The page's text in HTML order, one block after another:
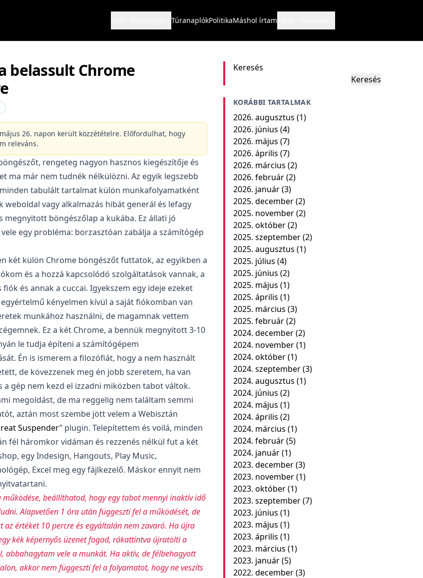
TúranaplókPolitikaMáshol írtam
belassult Chrome
26. napon került közzétételre. Előfordulhat, hogy
releváns.
rengeteg nagyon hasznos kiegészítője és
ma már nem tudnék nélkülözni. Az egyik legszebb
tabulált tartalmat külön munkafolyamatként
weboldal vagy alkalmazás hibát generál és lefagy
megnyitott böngészőlap a kukába. Ez állati jó
egy probléma: borzasztóan zabálja a számítógép
két külön Chrome böngészőt futtatok, az egyikben a
és a hozzá kapcsolódó szolgáltatások vannak, a
fiók és annak a cuccai. Igyekszem egy ideje ezeket
kényelmen kívül a saját fiókomban van
munkához használni, de magamnak vettem
Ez a két Chrome, a bennük megnyitott 3-10
le tudja építeni a számítógépem
Én is ismerem a filozófiát, hogy a nem használt
de kövezzenek meg én jobb szeretem, ha van
a gép nem kezd el izzadni miközben tabot váltok.
megoldást, de ma reggelig nem találtam semmi
aztán most szembe jött velem a Webisztán
Suspender” plugin. Telepítettem és voilá, minden
fél háromkor vidáman és rezzenés nélkül fut a két
egy Indesign, Hangouts, Play Music,
Excel meg egy fájlkezelő. Máskor ennyit nem
működése, beállíthatod, hogy egy tabot mennyi inaktív idő
Alapvetően 1 óra után függeszti fel a működését, de
az értéket 10 percre és egyáltalán nem zavaró. Ha újra
kék képernyős üzenet fogad, rákattintva újratölti a
abbahagytam vele a munkát. Ha aktív, de félbehagyott
akkor nem függeszti fel a folyamatot, hogy ne veszíts
Keresés
Keresés
KORÁBBI TARTALMAK
2026. augusztus (1)
2026. június (4)
2026. május (7)
2026. április (7)
2026. március (2)
2026. február(2)
2026. január(3)
2025. december(2)
2025. november(2)
2025. október(2)
2025. szeptember(2)
2025. augusztus (1)
2025. július (4)
2025. június (2)
2025. május (1)
2025. április (1)
2025. március (3)
2025. február(2)
2024. december(2)
2024. november(1)
2024. október(1)
2024. szeptember(3)
2024. augusztus (1)
2024. június (2)
2024. május (1)
2024. április (2)
2024. március (1)
2024. február(5)
2024. január(1)
2023. december(3)
2023. november(1)
2023. október(1)
2023. szeptember(7)
2023. június (1)
2023. május (1)
2023. április (1)
2023. március (1)
2023. január(5)
2022. december(3)